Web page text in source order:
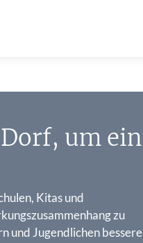
um ein
Kitas und
zu
und Jugendlichen bessere